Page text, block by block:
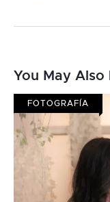
You May Also
FOTOGRAFÍA